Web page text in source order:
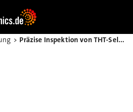
Präzise Inspektion von THT-Selektivlötstellen